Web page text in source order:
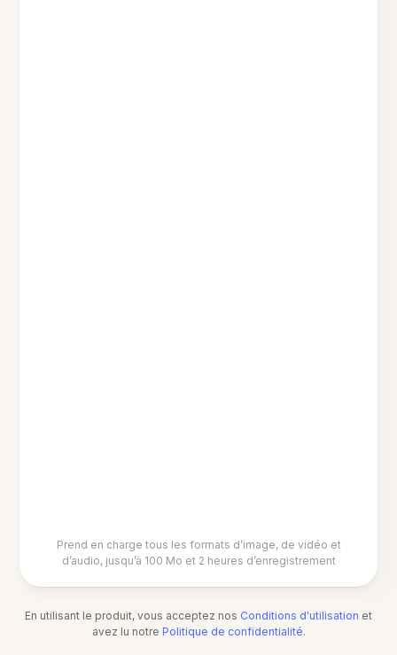
Prend en charge tous les formats d’image, de vidéo et
d’audio, jusqu’à 100 Mo et 2 heures d’enregistrement
En utilisant le produit, vous acceptez nos Conditions d'utilisation et
avez lu notre Politique de confidentialité.